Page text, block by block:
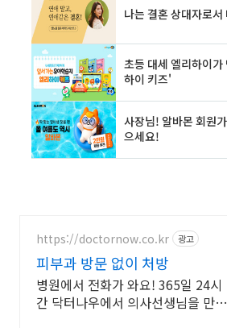
https://doctornow.co.kr 광고
피부과 방문 없이 처방
병원에서 전화가 와요! 365일 24시
간 닥터나우에서 의사선생님을 만나